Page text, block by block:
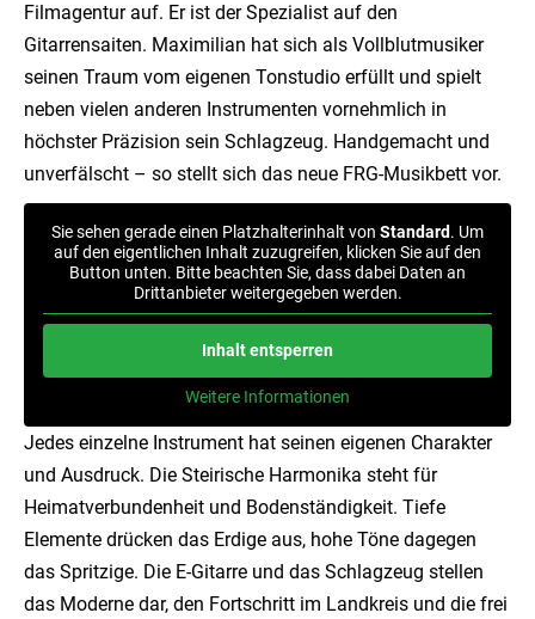
Filmagentur auf. Er ist der Spezialist auf den
Gitarrensaiten. Maximilian hat sich als Vollblutmusiker
seinen Traum vom eigenen Tonstudio erfüllt und spielt
neben vielen anderen Instrumenten vornehmlich in
höchster Präzision sein Schlagzeug. Handgemacht und
unverfälscht – so stellt sich das neue FRG-Musikbett vor.
Sie sehen gerade einen Platzhalterinhalt von Standard. Um
auf den eigentlichen Inhalt zuzugreifen, klicken Sie auf den
Button unten. Bitte beachten Sie, dass dabei Daten an
Drittanbieter weitergegeben werden.
Inhalt entsperren
Weitere Informationen
Jedes einzelne Instrument hat seinen eigenen Charakter
und Ausdruck. Die Steirische Harmonika steht für
Heimatverbundenheit und Bodenständigkeit. Tiefe
Elemente drücken das Erdige aus, hohe Töne dagegen
das Spritzige. Die E-Gitarre und das Schlagzeug stellen
das Moderne dar, den Fortschritt im Landkreis und die frei